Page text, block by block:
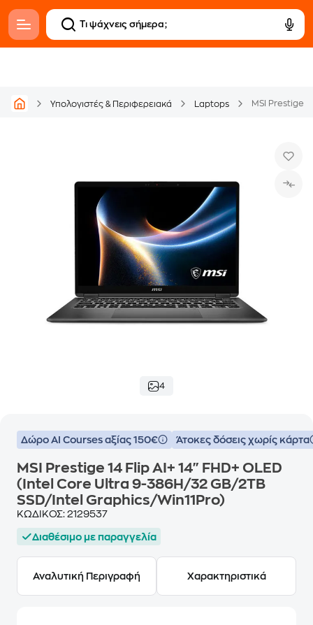
Υπολογιστές & Περιφερειακά Laptops
4
Δώρο ΑΙ Courses αξίας 150€ Άτοκες δόσεις χωρίς κάρτα
MSI Prestige 14 Flip AI+ 14" FHD+ OLED
(Intel Core Ultra 9-386H/32 GB/2TB
SSD/Intel Graphics/Win11Pro)
ΚΩΔΙΚΟΣ: 2129537
Διαθέσιμο με παραγγελία
Αναλυτική Περιγραφή Χαρακτηριστικά